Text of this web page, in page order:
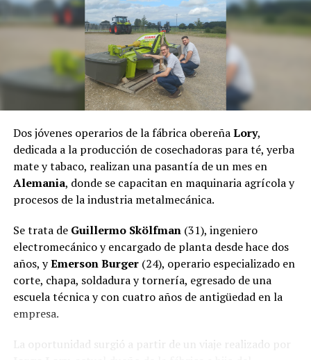
Dos jóvenes operarios de la fábrica obereñaLory,
dedicada a la producción de cosechadoras para té, yerba
mate y tabaco, realizan una pasantía de un mes en
Alemania, donde se capacitan en maquinaria agrícola y
procesos de la industria metalmecánica.
Se trata de Guillermo Skölfman(31), ingeniero
electromecánico y encargado de planta desde hace dos
años, yEmerson Burger(24), operario especializado en
corte, chapa, soldadura y tornería, egresado de una
escuela técnica y con cuatro años de antigüedad en la
empresa.
La oportunidad surgió a partir de un viaje realizado por